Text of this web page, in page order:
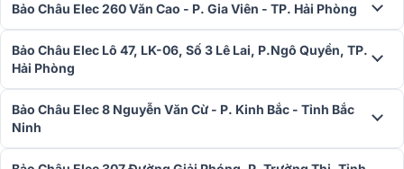
Bảo Châu Elec 260 Văn Cao - P. Gia Viên - TP. Hải Phòng
Bảo Châu Elec Lô 47, LK-06, Số 3 Lê Lai, P.Ngô Quyền, TP.
Hải Phòng
Bảo Châu Elec 8 Nguyễn Văn Cừ - P. Kinh Bắc - Tỉnh Bắc
Ninh